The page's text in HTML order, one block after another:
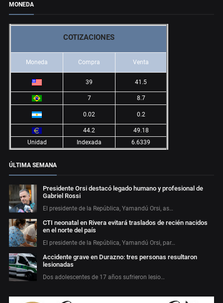
MONEDA
COTIZACIONES
Moneda Compra Venta
39 41.5
7 8.7
0.02 0.2
44.2
49.18
Unidad
Indexada 6.6339
ÚLTIMA SEMANA
Presidente Orsi destacó legado humano y profesional de
Gabriel Rossi
El presidente de la República, Yamandú Orsi, as…
CTI neonatal en Rivera evitará traslados de recién nacidos
en el norte del país
El presidente de la República, Yamandú Orsi, par…
Accidente grave en Durazno: tres personas resultaron
lesionadas
Dos adolescentes de 17 años sufrieron lesio…